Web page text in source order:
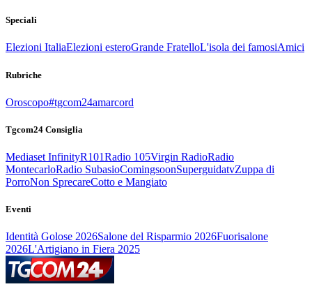
Speciali
Elezioni ItaliaElezioni esteroGrande FratelloL'isola dei famosiAmici
Rubriche
Oroscopo#tgcom24amarcord
Tgcom24 Consiglia
Mediaset InfinityR101Radio 105Virgin RadioRadio
MontecarloRadio SubasioComingsoonSuperguidatvZuppa di
PorroNon SprecareCotto e Mangiato
Eventi
Identità Golose 2026Salone del Risparmio 2026Fuorisalone
2026L'Artigiano in Fiera 2025